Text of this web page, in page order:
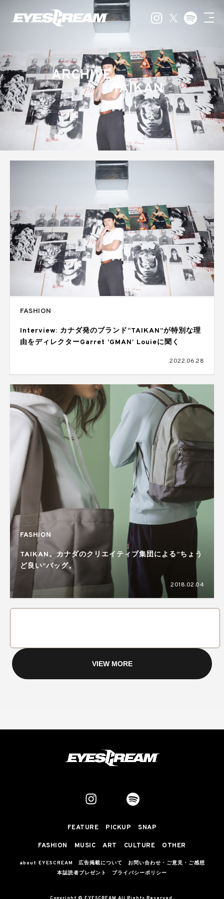
ARCHIVE
TAIKAN
FASHION
Interview: カナダ発のブランド“TAIKAN”が特別な理
由をディレクターGarret ‘GMAN’ Louieに聞く
2022.06.28
FASHION
TAIKAN。カナダのクリエイティブ集団による”ちょう
ど良い”バッグ。
2018.02.04
VIEW MORE
FEATURE PICKUP SNAP
FASHION MUSIC ART CULTURE OTHER
about EYESCREAM 広告掲載について
お問い合わせ・ご意見・ご感想
本誌読者プレゼント
プライバシーポリシー